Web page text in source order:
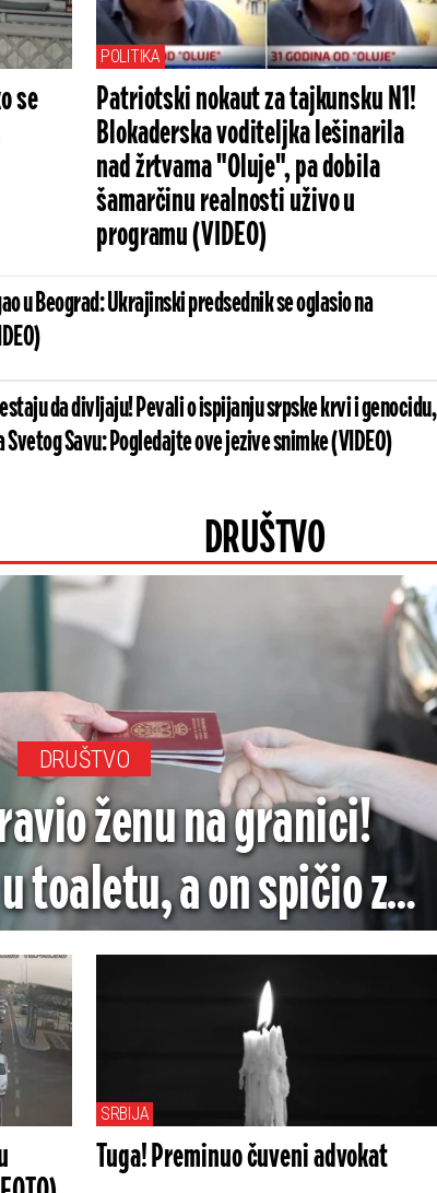
se
POLITIKA
Patriotski nokaut za tajkunsku N1!
Blokaderska voditeljka lešinarila
nad žrtvama "Oluje", pa dobila
šamarčinu realnosti uživo u
programu (VIDEO)
u Beograd: Ukrajinski predsednik se oglasio na
da divljaju! Pevali o ispijanju srpske krvi i genocidu,
Svetog Savu: Pogledajte ove jezive snimke (VIDEO)
DRUŠTVO
DRUŠTVO
ženu na granici!
toaletu, a on spičio za
Minhen
SRBIJA
Tuga! Preminuo čuveni advokat